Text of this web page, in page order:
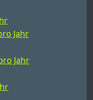
Jahr
Jahr